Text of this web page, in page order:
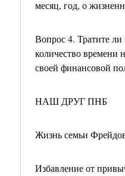
месяц, год, о
Вопрос 4. Тратите ли
количество времени
своей финансовой
НАШ ДРУГ ПНБ
Жизнь семьи
Избавление от